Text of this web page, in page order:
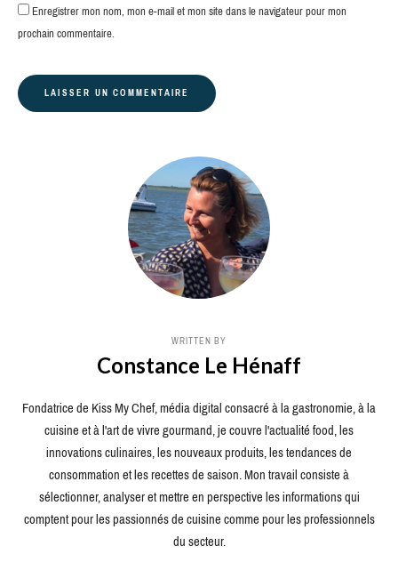
Enregistrer mon nom, mon e-mail et mon site dans le navigateur pour mon
prochain commentaire.
WRITTEN BY
Constance Le Hénaff
Fondatrice de Kiss My Chef, média digital consacré à la gastronomie, à la
cuisine et à l'art de vivre gourmand, je couvre l'actualité food, les
innovations culinaires, les nouveaux produits, les tendances de
consommation et les recettes de saison. Mon travail consiste à
sélectionner, analyser et mettre en perspective les informations qui
comptent pour les passionnés de cuisine comme pour les professionnels
du secteur.